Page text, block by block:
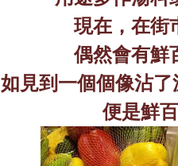
現在，在街
偶然會有鮮
如見到一個個像沾了
便是鮮百